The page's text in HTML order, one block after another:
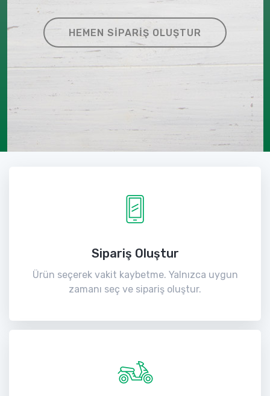
HEMEN SIPARIŞ OLUŞTUR
Sipariş Oluştur
Ürün seçerek vakit kaybetme. Yalnızca uygun
zamanı seç ve sipariş oluştur.